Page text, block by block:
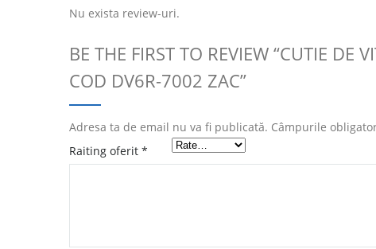
Nu exista review-uri.
BE THE FIRST TO REVIEW “CUTIE DE
COD DV6R-7002 ZAC”
Adresa ta de email nu va fi publicată. Câmpurile
Raiting oferit *